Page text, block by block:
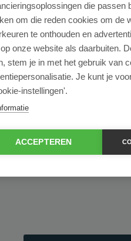
of bekijk ons volledige
die passen
om die reden cookies om de
te onthouden en
onze website als daarbuiten.
stem je in met het gebruik van
Je kunt je
instellingen'.
ACCEPTEREN